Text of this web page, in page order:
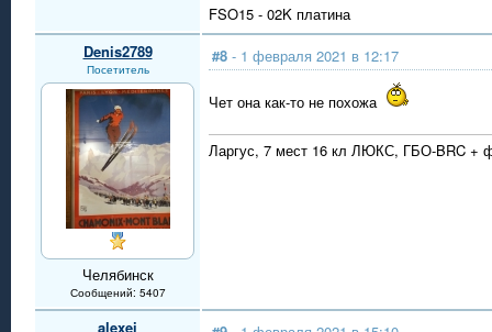
FSO15 - 02K платина
Denis2789
Посетитель
Челябинск
Сообщений: 5407
#8 - 1 февраля 2021 в 12:17
Чет она как-то не похожа
Ларгус, 7 мест 16 кл ЛЮКС, ГБО-BRC +
alexei